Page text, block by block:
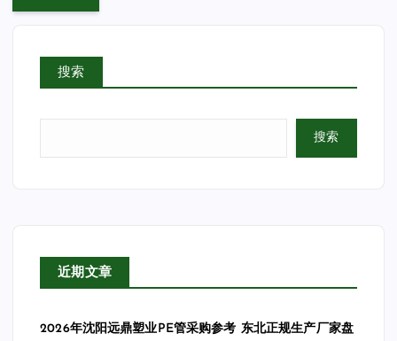
搜索
搜索
近期文章
2026年沈阳远鼎塑业PE管采购参考 东北正规生产厂家盘